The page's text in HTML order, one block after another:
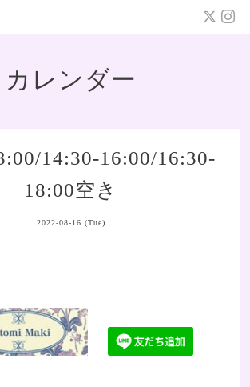
カレンダー
14:30-16:00/16:30-
18:00空き
2022-08-16 (Tue)